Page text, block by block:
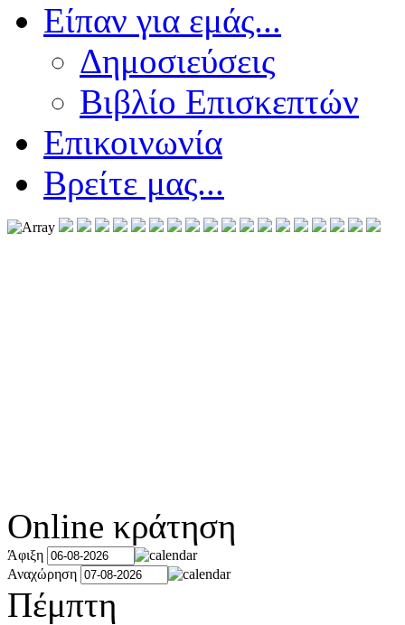
Είπαν για εμάς...
Δημοσιεύσεις
Βιβλίο Επισκεπτών
Επικοινωνία
Βρείτε μας...
Online κράτηση
Άφιξη
Αναχώρηση
Πέμπτη